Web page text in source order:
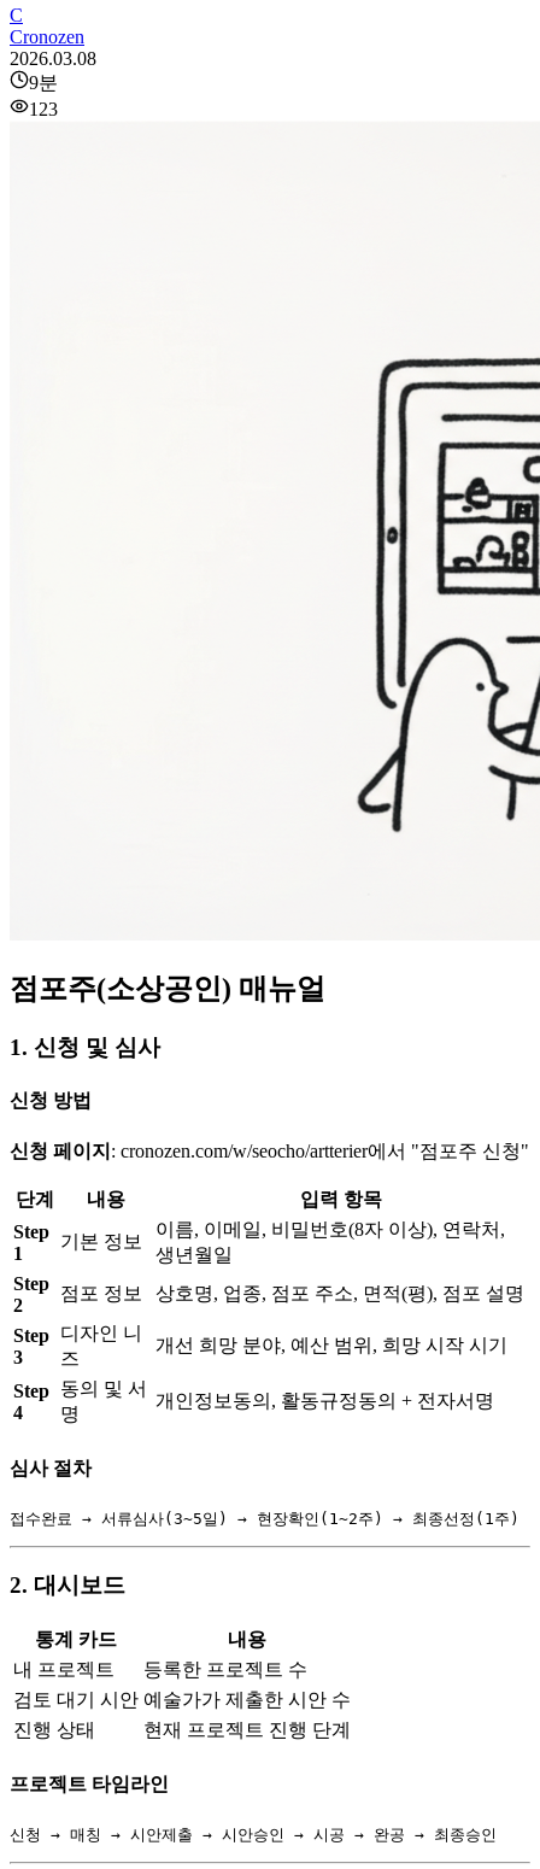
C
Cronozen
2026.03.08
9분
123
점포주(소상공인) 매뉴얼
1. 신청 및 심사
신청 방법
신청 페이지 : cronozen.com/w/seocho/artterier에서 "점포주 신청"
단계 내용
입력 항목
Step
1
기본 정보
이름, 이메일, 비밀번호(8자 이상), 연락처,
생년월일
Step
2
점포 정보 상호명, 업종, 점포 주소, 면적(평), 점포 설명
Step
3
디자인 니
즈
개선 희망 분야, 예산 범위, 희망 시작 시기
Step
4
동의 및 서
명
개인정보동의, 활동규정동의 + 전자서명
심사 절차
2. 대시보드
통계 카드
내용
내 프로젝트
등록한 프로젝트 수
검토 대기 시안 예술가가 제출한 시안 수
진행 상태
현재 프로젝트 진행 단계
프로젝트 타임라인